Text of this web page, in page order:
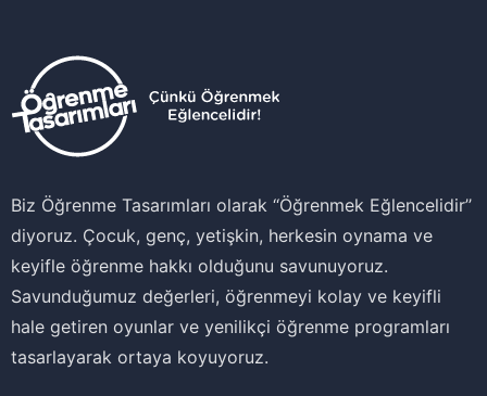
Biz Öğrenme Tasarımları olarak ‘‘Öğrenmek Eğlencelidir’’
diyoruz. Çocuk, genç, yetişkin, herkesin oynama ve
keyifle öğrenme hakkı olduğunu savunuyoruz.
Savunduğumuz değerleri, öğrenmeyi kolay ve keyifli
hale getiren oyunlar ve yenilikçi öğrenme programları
tasarlayarak ortaya koyuyoruz.